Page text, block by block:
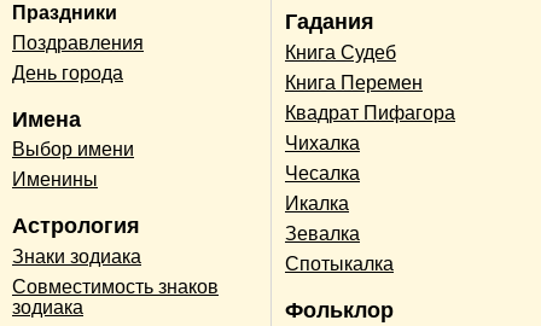
Праздники
Поздравления
День города
Имена
Выбор имени
Именины
Астрология
Знаки зодиака
Совместимость знаков
зодиака
Гадания
Книга Судеб
Книга Перемен
Квадрат Пифагора
Чихалка
Чесалка
Икалка
Зевалка
Спотыкалка
Фольклор